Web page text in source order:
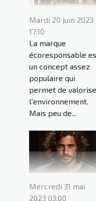
Mardi 20 juin 2023
17:10
La marque
écoresponsable
un concept assez
populaire qui
permet de
l’environnement.
Mais peu de...
Mercredi 31 mai
2023 03:00